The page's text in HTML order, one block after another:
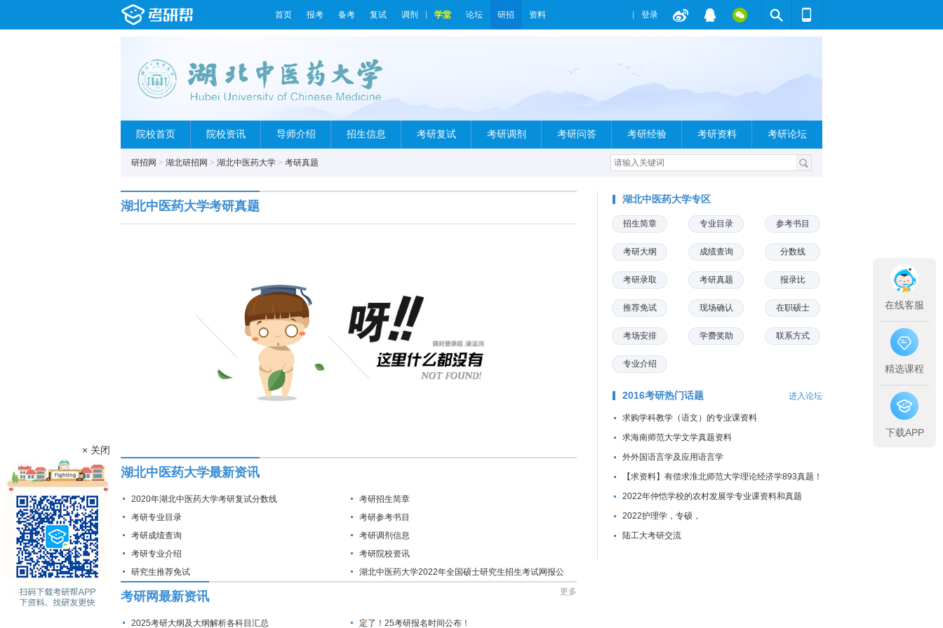
首页 报考 备考 复试 调剂 学堂 论坛 研招 资料 登录
院校首页 院校资讯 导师介绍 招生信息 考研复试 考研调剂 考研问答 考研经验 考研资料 考研论坛
研招网 > 湖北研招网 > 湖北中医药大学 > 考研真题
湖北中医药大学考研真题
湖北中医药大学最新资讯
2020年湖北中医药大学考研复试分数线
考研招生简章
考研专业目录
考研参考书目
考研成绩查询
考研调剂信息
考研专业介绍
考研院校资讯
研究生推荐免试
湖北中医药大学2022年全国硕士研究生招生考试网报公
考研网最新资讯 更多
2025考研大纲及大纲解析各科目汇总 定了！25考研报名时间公布！
湖北中医药大学专区
招生简章 专业目录 参考书目
考研大纲 成绩查询 分数线
考研录取 考研真题 报录比
推荐免试 现场确认 在职硕士
考场安排 学费奖助 联系方式
专业介绍
2016考研热门话题 进入论坛
求购学科教学（语文）的专业课资料
求海南师范大学文学真题资料
外外国语言学及应用语言学
【求资料】有偿求淮北师范大学理论经济学893真题！
2022年仲恺学校的农村发展学专业课资料和真题
2022护理学，专硕，
陆工大考研交流
× 关闭
在线客服
精选课程
下载APP